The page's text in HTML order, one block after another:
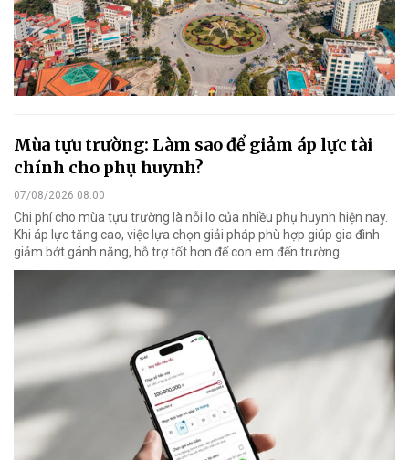
Mùa tựu trường: Làm sao để giảm áp lực tài
chính cho phụ huynh?
07/08/2026 08:00
Chi phí cho mùa tựu trường là nỗi lo của nhiều phụ huynh hiện nay.
Khi áp lực tăng cao, việc lựa chọn giải pháp phù hợp giúp gia đình
giảm bớt gánh nặng, hỗ trợ tốt hơn để con em đến trường.